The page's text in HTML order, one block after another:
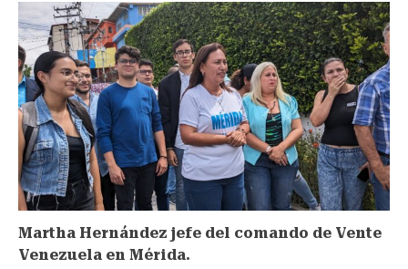
Martha Hernández jefe del comando de Vente
Venezuela en Mérida.